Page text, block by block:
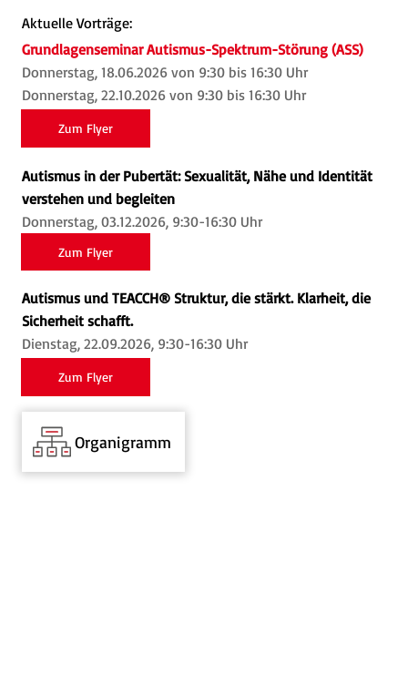
Aktuelle Vorträge:
Grundlagenseminar Autismus-Spektrum-Störung (ASS)
Donnerstag, 18.06.2026 von 9:30 bis 16:30 Uhr
Donnerstag, 22.10.2026 von 9:30 bis 16:30 Uhr
Zum Flyer
Autismus in der Pubertät: Sexualität, Nähe und Identität
verstehen und begleiten
Donnerstag, 03.12.2026, 9:30-16:30 Uhr
Zum Flyer
Autismus und TEACCH® Struktur, die stärkt. Klarheit, die
Sicherheit schafft.
Dienstag, 22.09.2026, 9:30-16:30 Uhr
Zum Flyer
Organigramm